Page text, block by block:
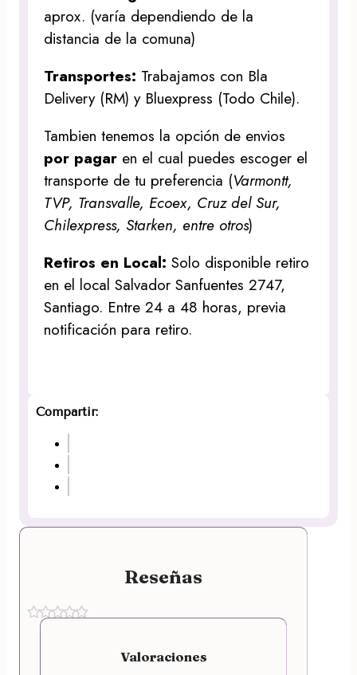
aprox. (varía dependiendo de la
distancia de la comuna)
Transportes: Trabajamos con Bla
Delivery (RM) y Bluexpress (Todo Chile).
Tambien tenemos la opción de envios
por pagar en el cual puedes escoger el
transporte de tu preferencia (Varmontt,
TVP, Transvalle, Ecoex, Cruz del Sur,
Chilexpress, Starken, entre otros)
Retiros en Local:Solo disponible retiro
en el local Salvador Sanfuentes 2747,
Santiago. Entre 24 a 48 horas, previa
notificación para retiro.
Compartir:
Reseñas
Valoraciones